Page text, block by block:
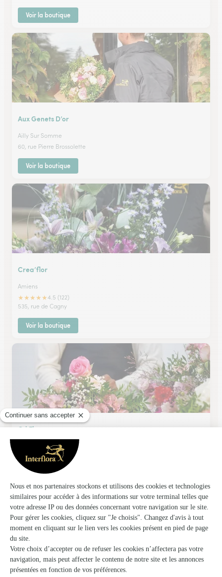
Voir la boutique
Aux Genets D’or
Ailly Sur Somme
60, rue Pierre Brossolette
Voir la boutique
Crea’flor
Amiens
★★★★★4.5 (122)
535, rue de Cagny
Voir la boutique
Ctj Fleurs
Villers Bretonneux
★★★★4.4 (86)
16, rue d'Amiens
Voir la boutique